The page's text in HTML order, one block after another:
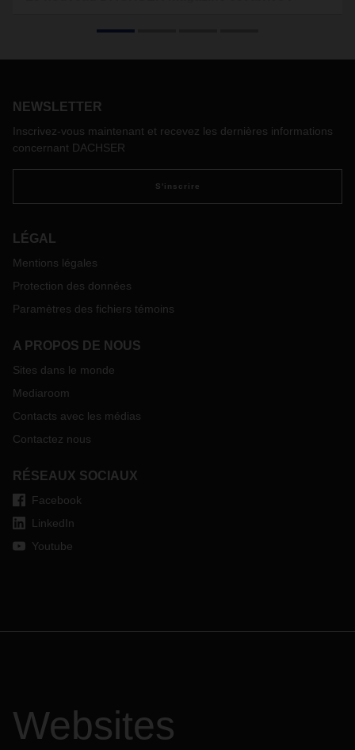
et leurs dirigeants doivent posséder s'ils veulent traverser un
d'incertitude.
NEWSLETTER
Inscrivez-vous maintenant et recevez les dernières informations
concernant DACHSER
S'inscrire
LÉGAL
Mentions légales
Protection des données
Paramètres des fichiers témoins
A PROPOS DE NOUS
Sites dans le monde
Mediaroom
Contacts avec les médias
Contactez nous
RÉSEAUX SOCIAUX
Facebook
LinkedIn
Youtube
Websites